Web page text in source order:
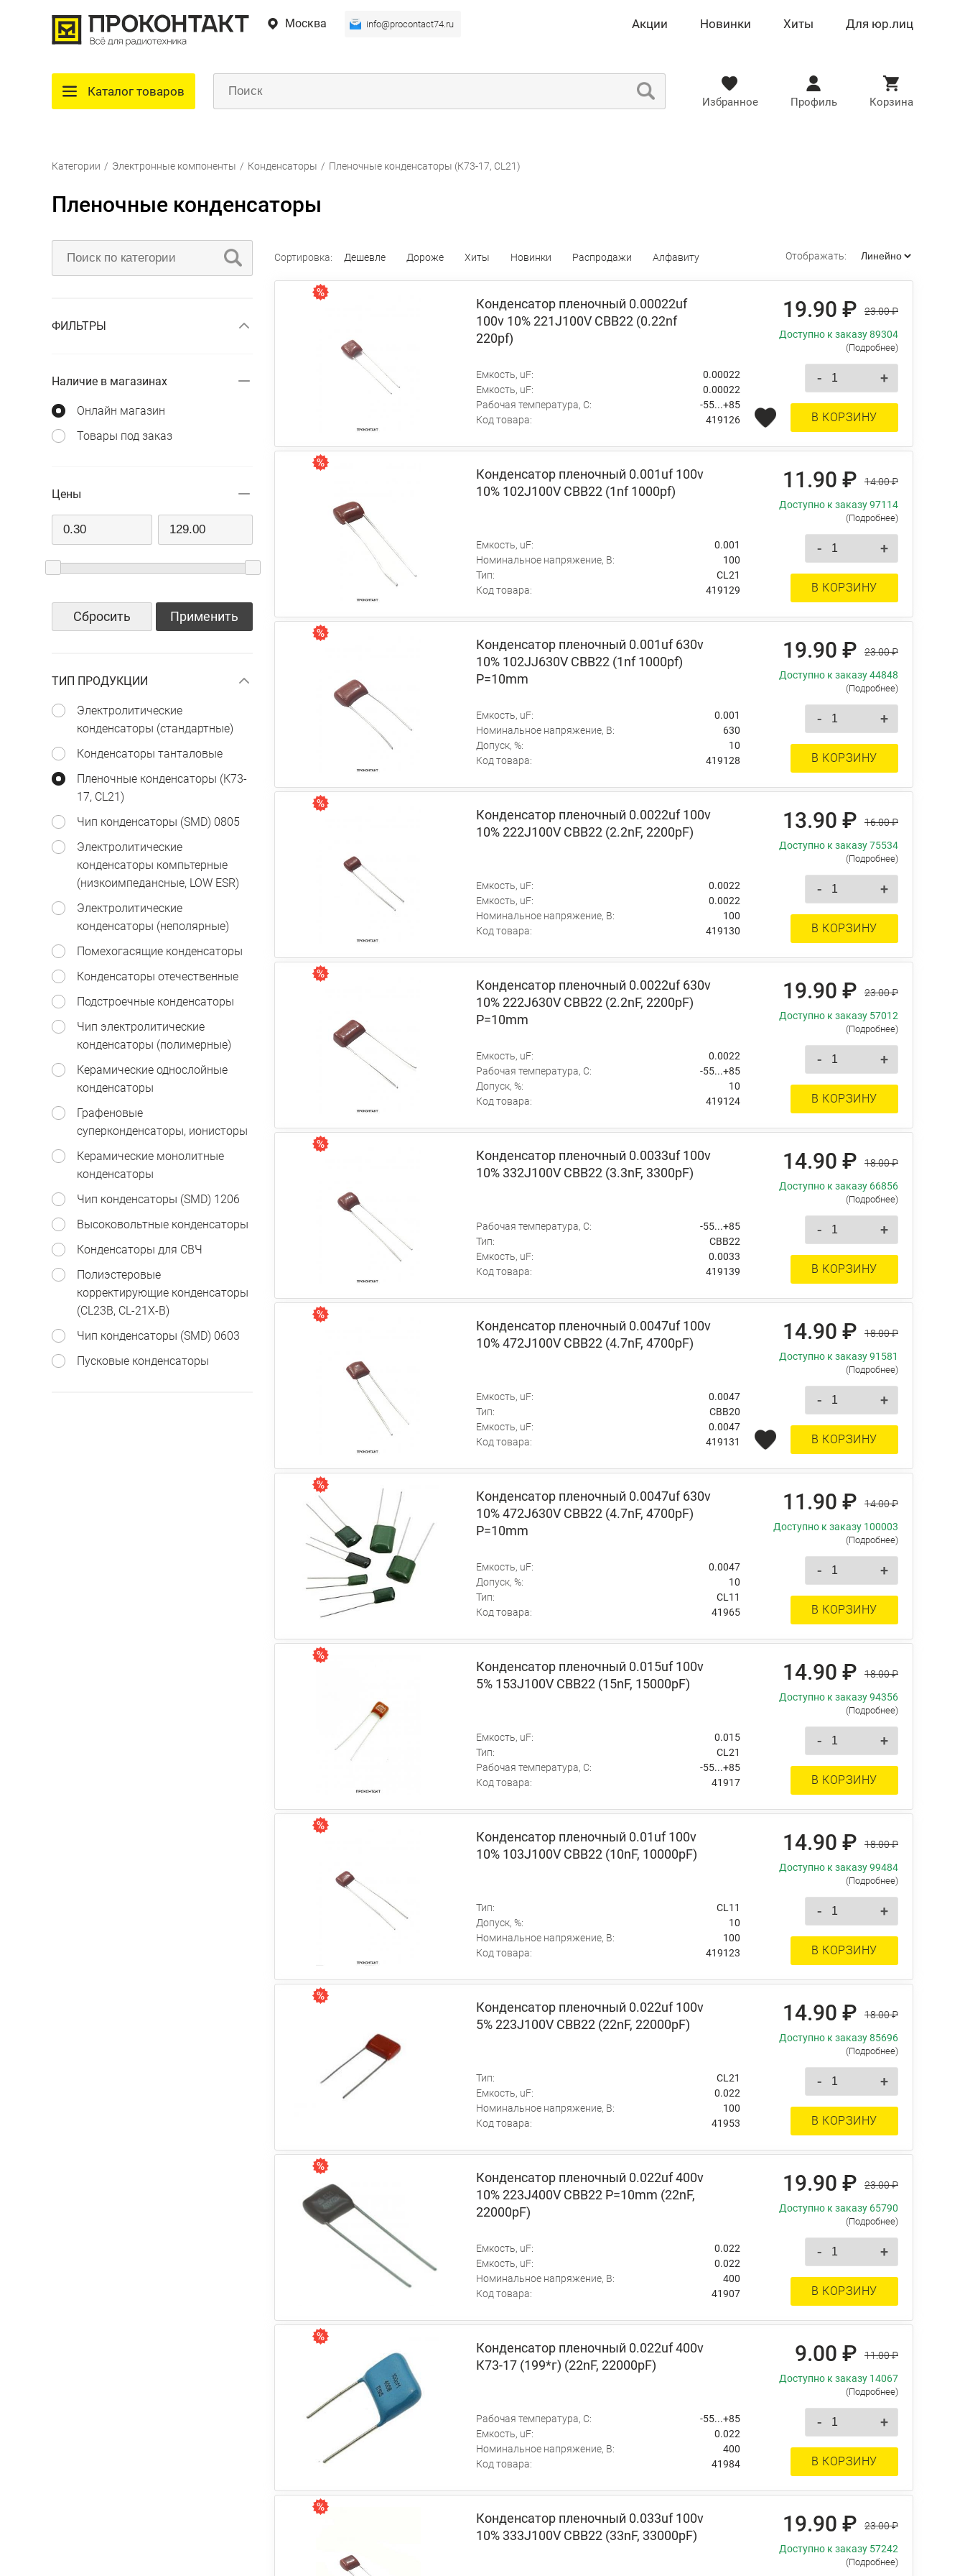
Москва info@procontact74.ru Акции Новинки Хиты Для юр.лиц
Каталог товаров
Избранное Профиль Корзина
Категории / Электронные компоненты / Конденсаторы / Пленочные конденсаторы (К73-17, CL21)
Пленочные конденсаторы
ФИЛЬТРЫ
Наличие в магазинах
Онлайн магазин
Товары под заказ
Цены
Сбросить Применить
ТИП ПРОДУКЦИИ
Электролитические
конденсаторы (стандартные)
Конденсаторы танталовые
Пленочные конденсаторы (К73-
17, CL21)
Чип конденсаторы (SMD) 0805
Электролитические
конденсаторы компьтерные
(низкоимпедансные, LOW ESR)
Электролитические
конденсаторы (неполярные)
Помехогасящие конденсаторы
Конденсаторы отечественные
Подстроечные конденсаторы
Чип электролитические
конденсаторы (полимерные)
Керамические однослойные
конденсаторы
Графеновые
суперконденсаторы, ионисторы
Керамические монолитные
конденсаторы
Чип конденсаторы (SMD) 1206
Высоковольтные конденсаторы
Конденсаторы для СВЧ
Полиэстеровые
корректирующие конденсаторы
(CL23B, CL-21X-B)
Чип конденсаторы (SMD) 0603
Пусковые конденсаторы
Сортировка: Дешевле Дороже Хиты Новинки Распродажи Алфавиту Отображать:
Конденсатор пленочный 0.00022uf
100v 10% 221J100V CBB22 (0.22nf
220pf)
Емкость, uF:
0.00022
Емкость, uF:
0.00022
Рабочая температура, C:
-55...+85
Код товара:
419126
19.90 ₽
23.00 ₽
Доступно к заказу 89304
(Подробнее)
- +
В КОРЗИНУ
Конденсатор пленочный 0.001uf 100v
10% 102J100V CBB22 (1nf 1000pf)
Емкость, uF:
0.001
Номинальное напряжение, В:
100
Тип:
CL21
Код товара:
419129
11.90 ₽
14.00 ₽
Доступно к заказу 97114
(Подробнее)
- +
В КОРЗИНУ
Конденсатор пленочный 0.001uf 630v
10% 102JJ630V CBB22 (1nf 1000pf)
P=10mm
Емкость, uF:
0.001
Номинальное напряжение, В:
630
Допуск, %:
10
Код товара:
419128
19.90 ₽
23.00 ₽
Доступно к заказу 44848
(Подробнее)
- +
В КОРЗИНУ
Конденсатор пленочный 0.0022uf 100v
10% 222J100V CBB22 (2.2nF, 2200pF)
Емкость, uF:
0.0022
Емкость, uF:
0.0022
Номинальное напряжение, В:
100
Код товара:
419130
13.90 ₽
16.00 ₽
Доступно к заказу 75534
(Подробнее)
- +
В КОРЗИНУ
Конденсатор пленочный 0.0022uf 630v
10% 222J630V CBB22 (2.2nF, 2200pF)
P=10mm
Емкость, uF:
0.0022
Рабочая температура, C:
-55...+85
Допуск, %:
10
Код товара:
419124
19.90 ₽
23.00 ₽
Доступно к заказу 57012
(Подробнее)
- +
В КОРЗИНУ
Конденсатор пленочный 0.0033uf 100v
10% 332J100V CBB22 (3.3nF, 3300pF)
Рабочая температура, C:
-55...+85
Тип:
CBB22
Емкость, uF:
0.0033
Код товара:
419139
14.90 ₽
18.00 ₽
Доступно к заказу 66856
(Подробнее)
- +
В КОРЗИНУ
Конденсатор пленочный 0.0047uf 100v
10% 472J100V CBB22 (4.7nF, 4700pF)
Емкость, uF:
0.0047
Тип:
CBB20
Емкость, uF:
0.0047
Код товара:
419131
14.90 ₽
18.00 ₽
Доступно к заказу 91581
(Подробнее)
- +
В КОРЗИНУ
Конденсатор пленочный 0.0047uf 630v
10% 472J630V CBB22 (4.7nF, 4700pF)
P=10mm
Емкость, uF:
0.0047
Допуск, %:
10
Тип:
CL11
Код товара:
41965
11.90 ₽
14.00 ₽
Доступно к заказу 100003
(Подробнее)
- +
В КОРЗИНУ
Конденсатор пленочный 0.015uf 100v
5% 153J100V CBB22 (15nF, 15000pF)
Емкость, uF:
0.015
Тип:
CL21
Рабочая температура, C:
-55...+85
Код товара:
41917
14.90 ₽
18.00 ₽
Доступно к заказу 94356
(Подробнее)
- +
В КОРЗИНУ
Конденсатор пленочный 0.01uf 100v
10% 103J100V CBB22 (10nF, 10000pF)
Тип:
CL11
Допуск, %:
10
Номинальное напряжение, В:
100
Код товара:
419123
14.90 ₽
18.00 ₽
Доступно к заказу 99484
(Подробнее)
- +
В КОРЗИНУ
Конденсатор пленочный 0.022uf 100v
5% 223J100V CBB22 (22nF, 22000pF)
Тип:
CL21
Емкость, uF:
0.022
Номинальное напряжение, В:
100
Код товара:
41953
14.90 ₽
18.00 ₽
Доступно к заказу 85696
(Подробнее)
- +
В КОРЗИНУ
Конденсатор пленочный 0.022uf 400v
10% 223J400V CBB22 P=10mm (22nF,
22000pF)
Емкость, uF:
0.022
Емкость, uF:
0.022
Номинальное напряжение, В:
400
Код товара:
41907
19.90 ₽
23.00 ₽
Доступно к заказу 65790
(Подробнее)
- +
В КОРЗИНУ
Конденсатор пленочный 0.022uf 400v
К73-17 (199*г) (22nF, 22000pF)
Рабочая температура, C:
-55...+85
Емкость, uF:
0.022
Номинальное напряжение, В:
400
Код товара:
41984
9.00 ₽
11.00 ₽
Доступно к заказу 14067
(Подробнее)
- +
В КОРЗИНУ
Конденсатор пленочный 0.033uf 100v
10% 333J100V CBB22 (33nF, 33000pF)
19.90 ₽
23.00 ₽
Доступно к заказу 57242
(Подробнее)